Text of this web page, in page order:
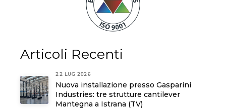
Articoli Recenti
22 LUG 2026
Nuova installazione presso Gasparini
Industries: tre strutture cantilever
Mantegna a Istrana (TV)